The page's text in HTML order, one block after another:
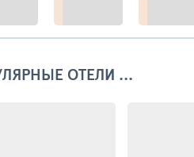
ОТЕЛИ ...